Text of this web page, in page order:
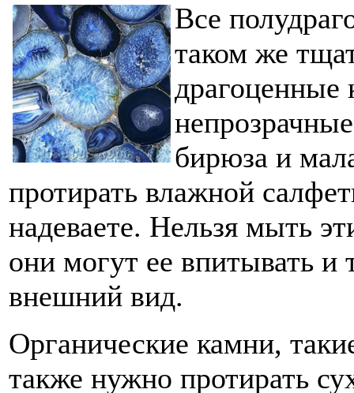
Все
таком же
драгоценные
бирюза и
протирать влажной
надеваете. Нельзя мыть
они могут ее впитывать
внешний вид.
Органические камни,
также нужно протирать